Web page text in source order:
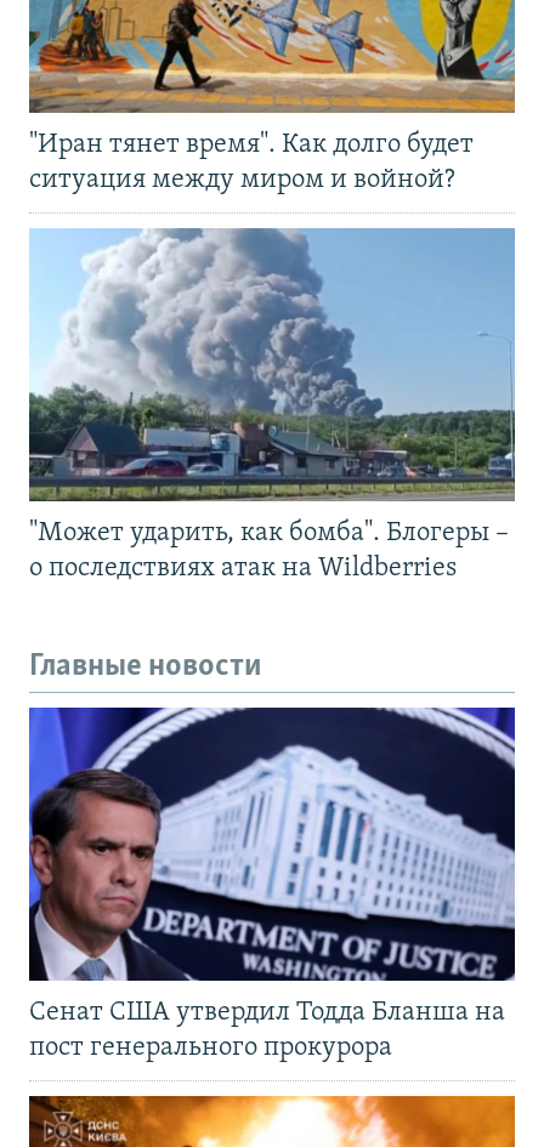
"Иран тянет время". Как долго будет
ситуация между миром и войной?
"Может ударить, как бомба". Блогеры –
о последствиях атак на Wildberries
Главные новости
Сенат США утвердил Тодда Бланша на
пост генерального прокурора